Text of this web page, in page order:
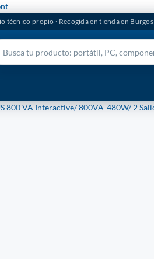
técnico propio · Recogida en tienda en Burgos